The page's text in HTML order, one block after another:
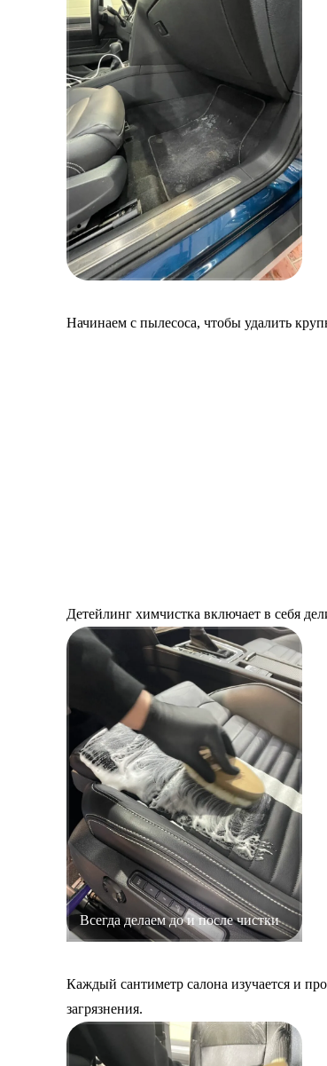
Начинаем с пылесоса, чтобы удалить
Детейлинг химчистка включает в себя
Всегда делаем до и после чистки
Каждый сантиметр салона изучается и
загрязнения.